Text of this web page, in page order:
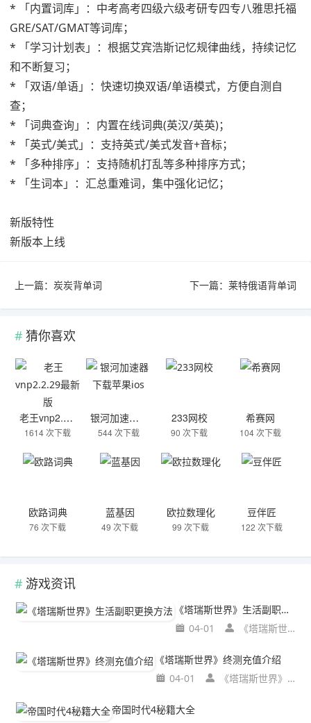
* 「内置词库」：中考高考四级六级考研专四专八雅思托福
GRE/SAT/GMAT等词库；
* 「学习计划表」：根据艾宾浩斯记忆规律曲线，持续记忆
和不断复习；
* 「双语/单语」：快速切换双语/单语模式，方便自测自
查；
* 「词典查询」：内置在线词典(英汉/英英)；
* 「英式/美式」：支持英式/美式发音+音标；
* 「多种排序」：支持随机打乱等多种排序方式；
* 「生词本」：汇总重难词，集中强化记忆；
新版特性
新版本上线
上一篇： 炭炭背单词 下一篇： 莱特俄语背单词
猜你喜欢
老王vnp2.2.29最新版
1614 次下载
银河加速器下载苹果ios
544 次下载
233网校
90 次下载
希赛网
104 次下载
欧路词典
76 次下载
蓝基因
49 次下载
欧拉数理化
99 次下载
豆伴匠
122 次下载
游戏资讯
《塔瑞斯世界》生活副职更换方法
04-01
《塔瑞斯世界》生活副职更换方法
《塔瑞斯世界》终测充值介绍
04-01
《塔瑞斯世界》终测充值介绍
帝国时代4秘籍大全